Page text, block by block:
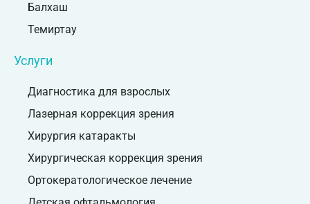
Балхаш
Темиртау
Услуги
Диагностика для взрослых
Лазерная коррекция зрения
Хирургия катаракты
Хирургическая коррекция зрения
Ортокератологическое лечение